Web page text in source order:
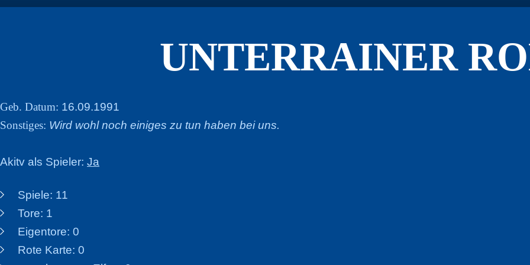
UNTERRAINER
Geb. Datum: 16.09.1991
Sonstiges: Wird wohl noch einiges zu tun haben bei uns.
Akitv als Spieler: Ja
Spiele: 11
Tore: 1
Eigentore: 0
Rote Karte: 0